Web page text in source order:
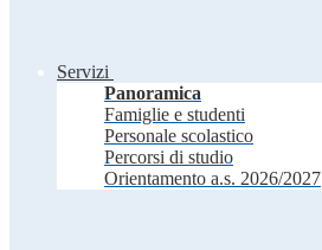
Servizi
Panoramica
Famiglie e studenti
Personale scolastico
Percorsi di studio
Orientamento a.s. 2026/2027